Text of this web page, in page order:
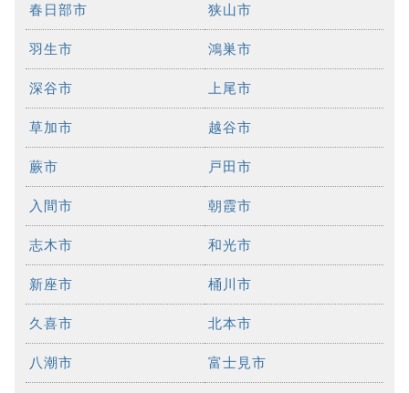
春日部市 狭山市
羽生市 鴻巣市
深谷市 上尾市
草加市 越谷市
蕨市 戸田市
入間市 朝霞市
志木市 和光市
新座市 桶川市
久喜市 北本市
八潮市 富士見市